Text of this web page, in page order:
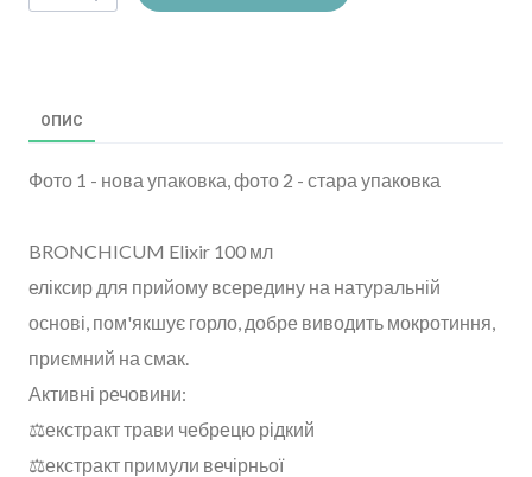
ОПИС
Фото 1 - нова упаковка, фото 2 - стара упаковка
BRONCHICUM Elixir 100 мл
еліксир для прийому всередину на натуральній
основі, пом'якшує горло, добре виводить мокротиння,
приємний на смак.⠀
Активні речовини:⠀
⚖️екстракт трави чебрецю рідкий⠀
⚖️екстракт примули вечірньої⠀